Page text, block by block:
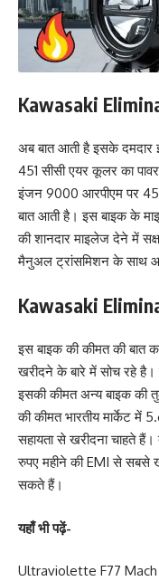
Kawasaki
अब बात आती है इसके
451 सीसी एयर कूलर का
इंजन 9000 आरपीएम पर 45
बात आती है। इस बाइक के
की शानदार माइलेज देने में
मैनुअल ट्रांसमिशन के साथ
Kawasaki
इस बाइक की कीमत की बात
खरीदने के बारे में सोच रहे है।
इसकी कीमत अन्य बाइक की
की कीमत भारतीय मार्केट
सहायता से खरीदना चाहते
रुपए महीने की EMI से
सकते हैं।
यहाँ भी पढ़ें-
Ultraviolette F77 Mach